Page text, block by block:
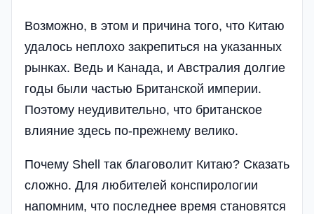
Возможно, в этом и причина того, что Китаю
удалось неплохо закрепиться на указанных
рынках. Ведь и Канада, и Австралия долгие
годы были частью Британской империи.
Поэтому неудивительно, что британское
влияние здесь по-прежнему велико.
Почему Shell так благоволит Китаю? Сказать
сложно. Для любителей конспирологии
напомним, что последнее время становятся